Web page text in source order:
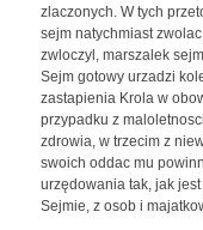
zlaczonych. W tych
sejm natychmiast
zwloczyl, marszalek
Sejm gotowy urzadzi
zastapienia Krola w
przypadku z
zdrowia, w trzecim z
swoich oddac mu
urzędowania tak, jak
Sejmie, z osob i